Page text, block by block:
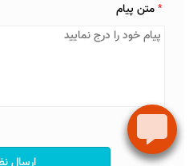
*متن پیام
ارسال